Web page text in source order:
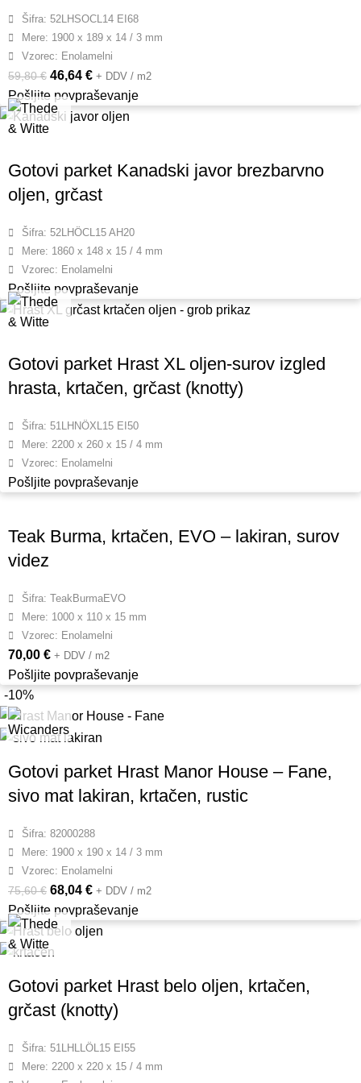
Šifra: 52LHSOCL14 EI68
Mere: 1900 x 189 x 14 / 3 mm
Vzorec: Enolamelni
59,80€ 46,64 € + DDV / m2
Pošljite povpraševanje
Gotovi parket Kanadski javor brezbarvno
oljen, grčast
Šifra: 52LHÖCL15 AH20
Mere: 1860 x 148 x 15 / 4 mm
Vzorec: Enolamelni
Pošljite povpraševanje
Gotovi parket Hrast XL oljen-surov izgled
hrasta, krtačen, grčast (knotty)
Šifra: 51LHNÖXL15 EI50
Mere: 2200 x 260 x 15 / 4 mm
Vzorec: Enolamelni
Pošljite povpraševanje
Teak Burma, krtačen, EVO – lakiran, surov
videz
Šifra: TeakBurmaEVO
Mere: 1000 x 110 x 15 mm
Vzorec: Enolamelni
70,00 € + DDV / m2
Pošljite povpraševanje
-10%
Gotovi parket Hrast Manor House – Fane,
sivo mat lakiran, krtačen, rustic
Šifra: 82000288
Mere: 1900 x 190 x 14 / 3 mm
Vzorec: Enolamelni
75,60€ 68,04 € + DDV / m2
Pošljite povpraševanje
Gotovi parket Hrast belo oljen, krtačen,
grčast (knotty)
Šifra: 51LHLLÖL15 EI55
Mere: 2200 x 220 x 15 / 4 mm